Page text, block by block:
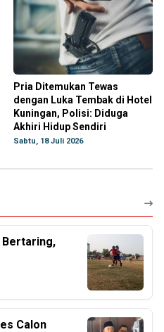
Pria Ditemukan Tewas
dengan Luka Tembak di Hotel
Kuningan, Polisi: Diduga
Akhiri Hidup Sendiri
Sabtu, 18 Juli 2026
Bertaring,
Calon